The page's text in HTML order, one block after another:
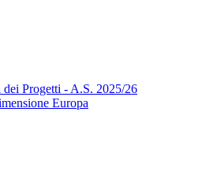
dei Progetti - A.S. 2025/26
Europa